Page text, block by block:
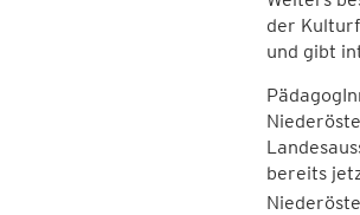
der
und gibt
bereits